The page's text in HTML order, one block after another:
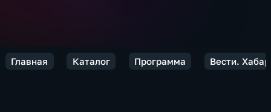
Главная Каталог Программа Вести.